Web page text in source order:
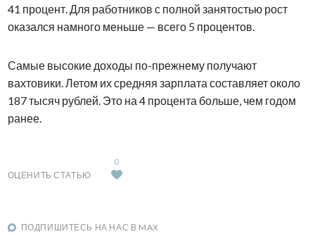
41 процент. Для работников с полной занятостью рост
оказался намного меньше — всего 5 процентов.
Самые высокие доходы по-прежнему получают
вахтовики. Летом их средняя зарплата составляет около
187 тысяч рублей. Это на 4 процента больше, чем годом
ранее.
ОЦЕНИТЬ СТАТЬЮ
0
ПОДПИШИТЕСЬ НА НАС В MAX